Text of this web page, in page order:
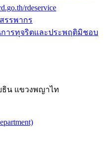
rdeservice
รรพากร
การทุจริตและประพฤติมิชอบ
ธิน แขวงพญาไท